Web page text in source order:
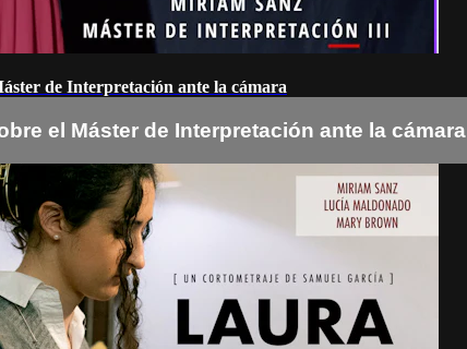
de Interpretación ante la cámara
el Máster de Interpretación ante la cámara